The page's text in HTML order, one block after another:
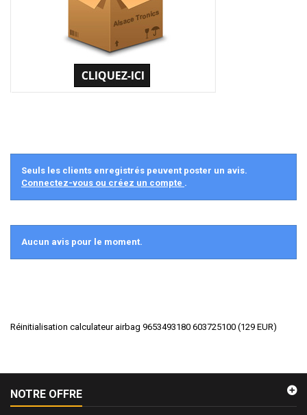
Seuls les clients enregistrés peuvent poster un avis.
Connectez-vous ou créez un compte .
Aucun avis pour le moment.
Réinitialisation calculateur airbag 9653493180 603725100 (129 EUR)
NOTRE OFFRE